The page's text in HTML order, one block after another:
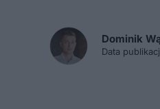
Dominik
Data